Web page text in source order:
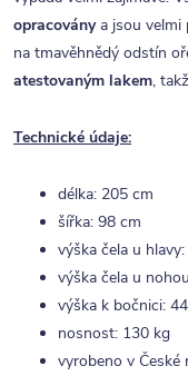
opracoványa jsou velmi
na tmavěhnědý odstín
atestovaným lakem,
Technické údaje:
délka: 205 cm
šířka: 98 cm
výška čela u
výška čela u
výška k bočnici:
nosnost: 130 kg
vyrobeno v České